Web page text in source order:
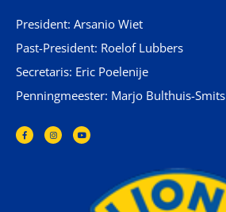
President: Arsanio Wiet
Past-President: Roelof Lubbers
Secretaris: Eric Poelenije
Penningmeester: Marjo Bulthuis-Smits